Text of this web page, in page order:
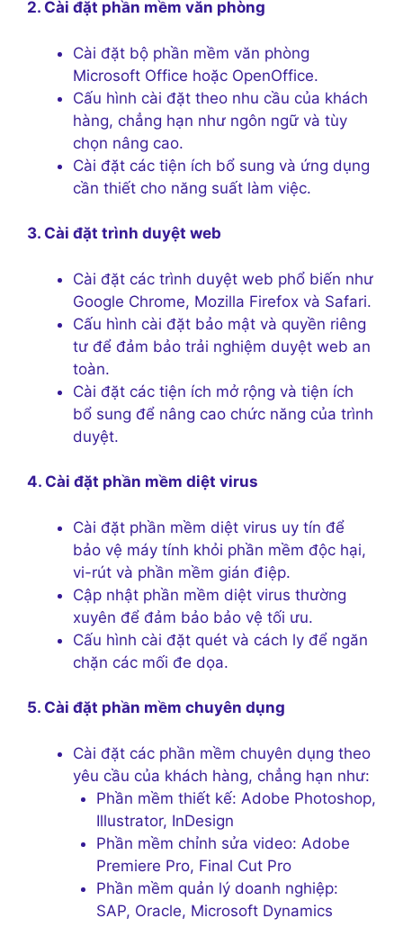
2. Cài đặt phần mềm văn phòng
Cài đặt bộ phần mềm văn phòng
Microsoft Office hoặc OpenOffice.
Cấu hình cài đặt theo nhu cầu của khách
hàng, chẳng hạn như ngôn ngữ và tùy
chọn nâng cao.
Cài đặt các tiện ích bổ sung và ứng dụng
cần thiết cho năng suất làm việc.
3. Cài đặt trình duyệt web
Cài đặt các trình duyệt web phổ biến như
Google Chrome, Mozilla Firefox và Safari.
Cấu hình cài đặt bảo mật và quyền riêng
tư để đảm bảo trải nghiệm duyệt web an
toàn.
Cài đặt các tiện ích mở rộng và tiện ích
bổ sung để nâng cao chức năng của trình
duyệt.
4. Cài đặt phần mềm diệt virus
Cài đặt phần mềm diệt virus uy tín để
bảo vệ máy tính khỏi phần mềm độc hại,
vi-rút và phần mềm gián điệp.
Cập nhật phần mềm diệt virus thường
xuyên để đảm bảo bảo vệ tối ưu.
Cấu hình cài đặt quét và cách ly để ngăn
chặn các mối đe dọa.
5. Cài đặt phần mềm chuyên dụng
Cài đặt các phần mềm chuyên dụng theo
yêu cầu của khách hàng, chẳng hạn như:
Phần mềm thiết kế: Adobe Photoshop,
Illustrator, InDesign
Phần mềm chỉnh sửa video: Adobe
Premiere Pro, Final Cut Pro
Phần mềm quản lý doanh nghiệp:
SAP, Oracle, Microsoft Dynamics